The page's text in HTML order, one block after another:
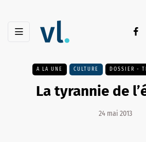
A LA UNE CULTURE DOSSIER -
La tyrannie de
24 mai 2013